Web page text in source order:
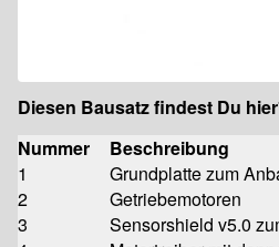
Diesen Bausatz findest Du
Nummer
Beschreibung
1
Grundplatte zum
2
Getriebemotoren
3
Sensorshield v5.0